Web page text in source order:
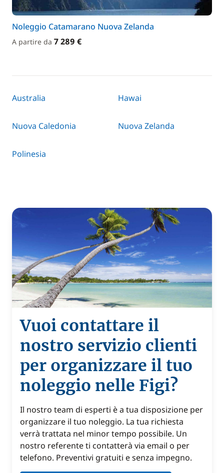
Noleggio Catamarano Nuova Zelanda
A partire da 7 289 €
Australia Hawai
Nuova Caledonia Nuova Zelanda
Polinesia
Vuoi contattare il
nostro servizio clienti
per organizzare il tuo
noleggio nelle Figi?
Il nostro team di esperti è a tua disposizione per
organizzare il tuo noleggio. La tua richiesta
verrà trattata nel minor tempo possibile. Un
nostro referente ti contatterà via email o per
telefono. Preventivi gratuiti e senza impegno.